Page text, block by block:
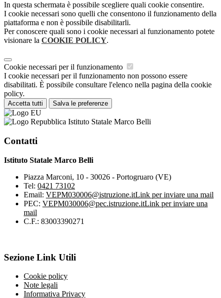
In questa schermata è possibile scegliere quali cookie consentire.
I cookie necessari sono quelli che consentono il funzionamento della
piattaforma e non è possibile disabilitarli.
Per conoscere quali sono i cookie necessari al funzionamento potete
visionare la COOKIE POLICY.
Cookie necessari per il funzionamento
I cookie necessari per il funzionamento non possono essere
disabilitati. È possibile consultare l'elenco nella pagina della cookie
policy.
Accetta tutti Salva le preferenze
Istituto Statale Marco Belli
Contatti
Istituto Statale Marco Belli
Piazza Marconi, 10 - 30026 - Portogruaro (VE)
Tel: 0421 73102
Email: VEPM030006@istruzione.itLink per inviare una mail
PEC: VEPM030006@pec.istruzione.itLink per inviare una
mail
C.F.: 83003390271
Sezione Link Utili
Cookie policy
Note legali
Informativa Privacy